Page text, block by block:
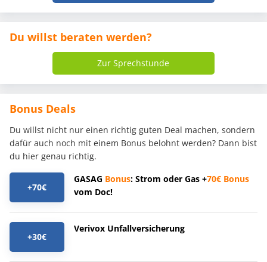
Du willst beraten werden?
Zur Sprechstunde
Bonus Deals
Du willst nicht nur einen richtig guten Deal machen, sondern
dafür auch noch mit einem Bonus belohnt werden? Dann bist
du hier genau richtig.
+70€
GASAG Bonus: Strom oder Gas +70€ Bonus
vom Doc!
+30€
Verivox Unfallversicherung